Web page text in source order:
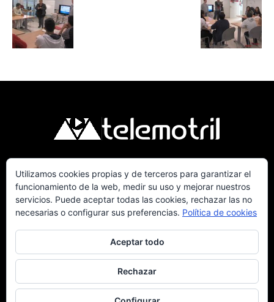
Telemotril, la Televisión Digital de la Costa
Tropical de Granada. Siguenos en Fm a traves
del 107.7 en OndaSur Motril.
Política de cookies Más información sobre las cookies Contacto
Utilizamos cookies propias y de terceros para garantizar el
funcionamiento de la web, medir su uso y mejorar nuestros
servicios. Puede aceptar todas las cookies, rechazar las no
necesarias o configurar sus preferencias. Política de cookies
Aceptar todo
Rechazar